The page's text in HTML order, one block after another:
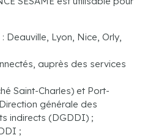
Lyon, Nice, Orly,
auprès des services
Saint-Charles) et Port-
générale des
indirects (DGDDI) ;
;